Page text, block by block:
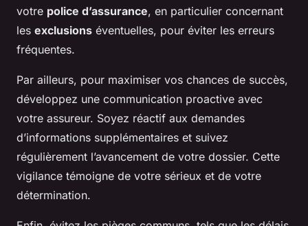
votre police d’assurance, en particulier concernant
les exclusions éventuelles, pour éviter les erreurs
fréquentes.
Par ailleurs, pour maximiser vos chances de succès,
développez une communication proactive avec
votre assureur. Soyez réactif aux demandes
d’informations supplémentaires et suivez
régulièrement l’avancement de votre dossier. Cette
vigilance témoigne de votre sérieux et de votre
détermination.